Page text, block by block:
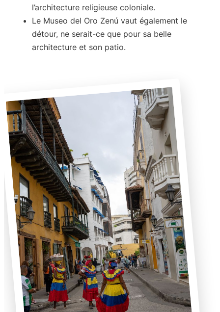
l’architecture religieuse coloniale.
Le Museo del Oro Zenú vaut également le
détour, ne serait-ce que pour sa belle
architecture et son patio.